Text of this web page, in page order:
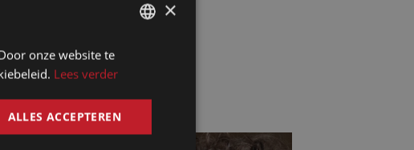
FRENCH
×
onze website te
Lees verder
ALLES ACCEPTEREN